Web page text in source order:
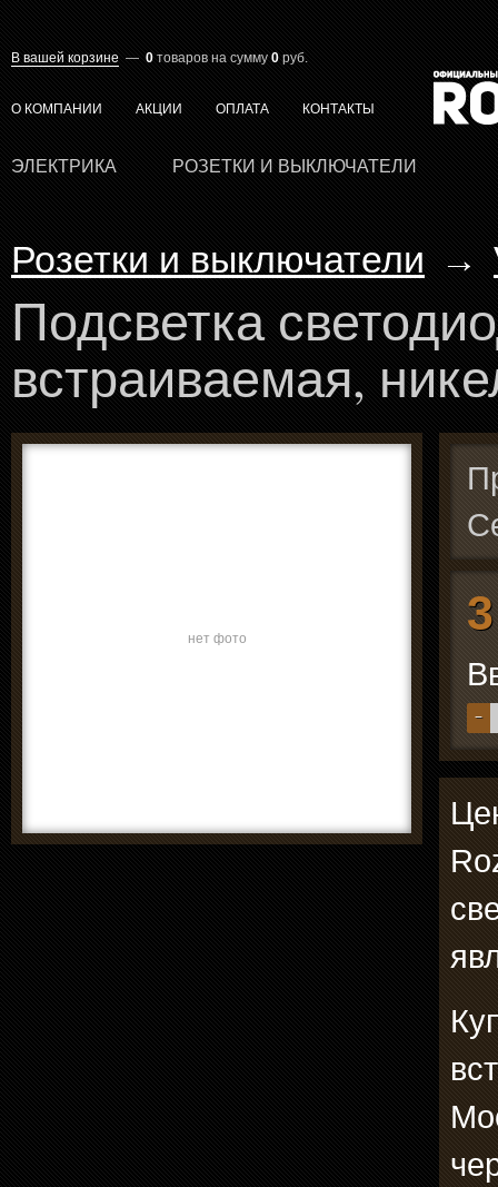
В вашей корзине — 0 товаров на сумму 0 руб.
О КОМПАНИИ АКЦИИ ОПЛАТА КОНТАКТЫ
ЭЛЕКТРИКА РОЗЕТКИ И ВЫКЛЮЧАТЕЛИ
Розетки и выключатели →
Подсветка
встраиваемая,
нет фото
−